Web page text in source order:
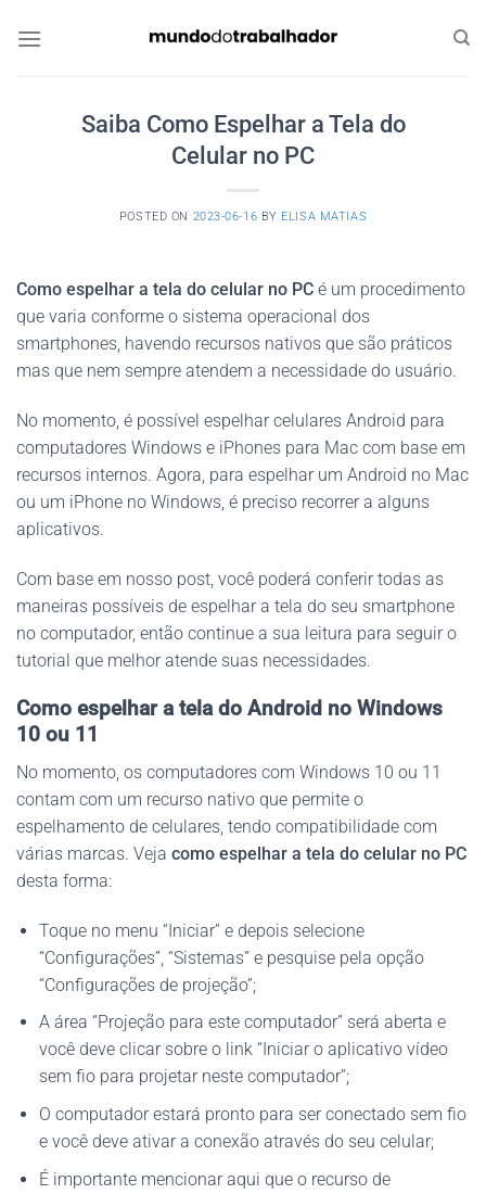
Saiba Como Espelhar a Tela do
Celular no PC
POSTED ON 2023-06-16 BY ELISA MATIAS
Como espelhar a tela do celular no PC é um procedimento
que varia conforme o sistema operacional dos
smartphones, havendo recursos nativos que são práticos
mas que nem sempre atendem a necessidade do usuário.
No momento, é possível espelhar celulares Android para
computadores Windows e iPhones para Mac com base em
recursos internos. Agora, para espelhar um Android no Mac
ou um iPhone no Windows, é preciso recorrer a alguns
aplicativos.
Com base em nosso post, você poderá conferir todas as
maneiras possíveis de espelhar a tela do seu smartphone
no computador, então continue a sua leitura para seguir o
tutorial que melhor atende suas necessidades.
Como espelhar a tela do Android no Windows
10 ou 11
No momento, os computadores com Windows 10 ou 11
contam com um recurso nativo que permite o
espelhamento de celulares, tendo compatibilidade com
várias marcas. Veja como espelhar a tela do celular no PC
desta forma:
Toque no menu “Iniciar” e depois selecione
“Configurações”, “Sistemas” e pesquise pela opção
“Configurações de projeção”;
A área “Projeção para este computador” será aberta e
você deve clicar sobre o link “Iniciar o aplicativo vídeo
sem fio para projetar neste computador”;
O computador estará pronto para ser conectado sem fio
e você deve ativar a conexão através do seu celular;
É importante mencionar aqui que o recurso de